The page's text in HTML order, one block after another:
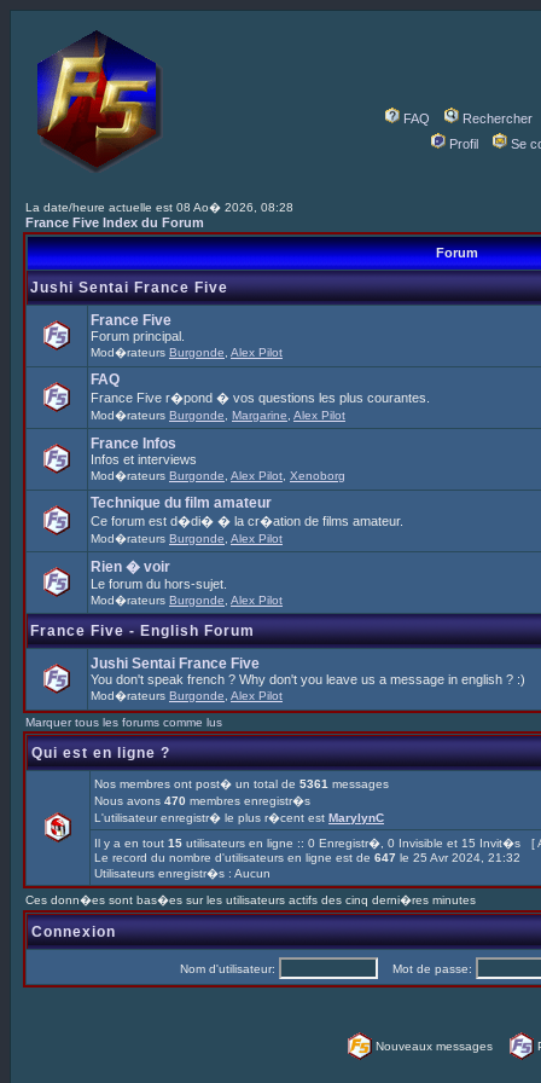
FAQ
Rechercher
Profil
Se
La date/heure actuelle est 08 Ao� 2026, 08:28
France Five Index du Forum
Forum
Jushi Sentai France Five
France Five
Forum principal.
Mod�rateurs Burgonde Alex Pilot
FAQ
France Five r�pond � vos questions les plus courantes.
Mod�rateurs Burgonde Margarine Alex Pilot
France Infos
Infos et interviews
Mod�rateurs Burgonde Alex Pilot Xenoborg
Technique du film amateur
Ce forum est d�di� � la cr�ation de films amateur.
Mod�rateurs Burgonde Alex Pilot
Rien � voir
Le forum du hors-sujet.
Mod�rateurs Burgonde Alex Pilot
France Five - English Forum
Jushi Sentai France Five
You don't speak french ? Why don't you leave us a message in english ? :)
Mod�rateurs Burgonde Alex Pilot
Marquer tous les forums comme lus
Qui est en ligne ?
Nos membres ont post� un total de 5361 messages
Nous avons 470 membres enregistr�s
L'utilisateur enregistr� le plus r�cent est MarylynC
Il y a en tout 15 utilisateurs en ligne :: 0 Enregistr�, 0 Invisible et 15 Invit�s [
Le record du nombre d'utilisateurs en ligne est de 647 le 25 Avr 2024, 21:32
Utilisateurs enregistr�s : Aucun
Ces donn�es sont bas�es sur les utilisateurs actifs des cinq derni�res minutes
Connexion
Nom d'utilisateur: Mot de passe:
Nouveaux messages